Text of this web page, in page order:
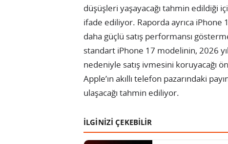
düşüşleri yaşayacağı tahmin edildiği
ifade ediliyor. Raporda ayrıca iPhone
daha güçlü satış performansı
standart iPhone 17 modelinin, 2026
nedeniyle satış ivmesini koruyacağı
Apple’ın akıllı telefon pazarındaki
ulaşacağı tahmin ediliyor.
İLGİNİZİ ÇEKEBİLİR